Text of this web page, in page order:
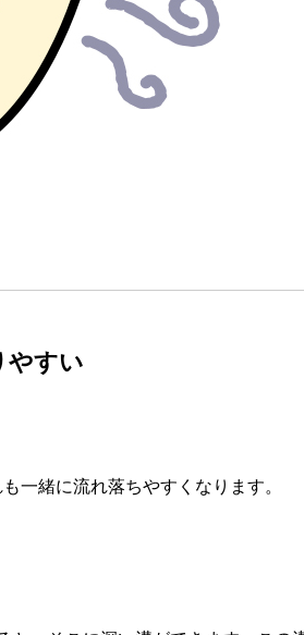
やすい
一緒に流れ落ちやすくなります。